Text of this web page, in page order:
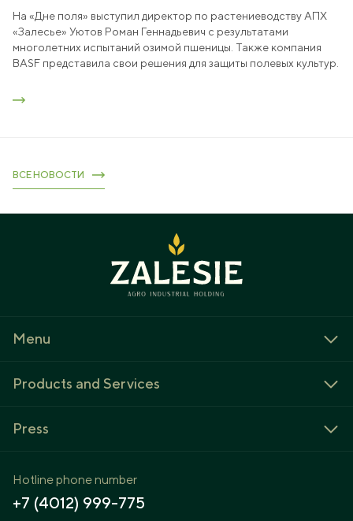
На «Дне поля» выступил директор по растениеводству АПХ
«Залесье» Уютов Роман Геннадьевич с результатами
многолетних испытаний озимой пшеницы. Также компания
BASF представила свои решения для защиты полевых культур.
ВСЕ НОВОСТИ
Menu
Products and Services
Veterinary research
Land Improvement
Press
As Seen In The Press
Press releases
Hotline phone number
+7 (4012) 999-775